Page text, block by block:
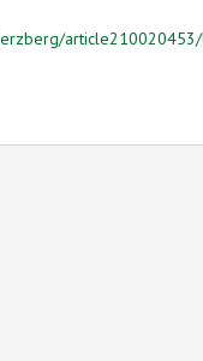
article210020453/